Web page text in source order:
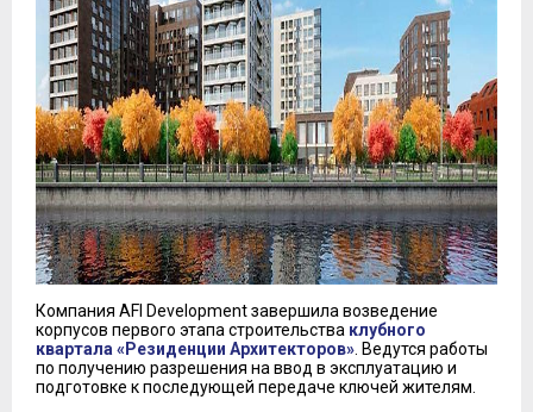
Компания AFI Development завершила возведение
корпусов первого этапа строительства клубного
квартала «Резиденции Архитекторов» . Ведутся работы
по получению разрешения на ввод в эксплуатацию и
подготовке к последующей передаче ключей жителям.